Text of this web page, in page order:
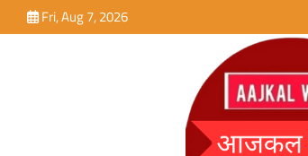
to
Fri, Aug 7, 2026